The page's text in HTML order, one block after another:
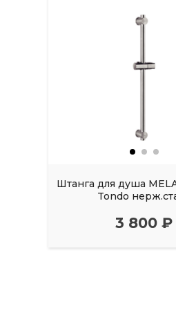
Штанга для душа
Tondo
3 800 ₽